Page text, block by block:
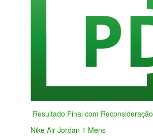
Resultado Final com Reconsideração
Nike Air Jordan 1 Mens